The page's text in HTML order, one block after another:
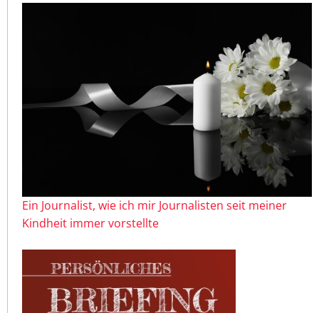
Ein Journalist, wie ich mir Journalisten seit meiner
Kindheit immer vorstellte